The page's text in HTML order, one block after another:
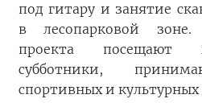
под гитару и занятие
в лесопарковой
проекта посещают
субботники,
спортивных и